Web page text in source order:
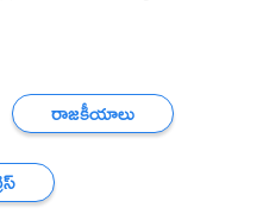
రాజకీయాలు